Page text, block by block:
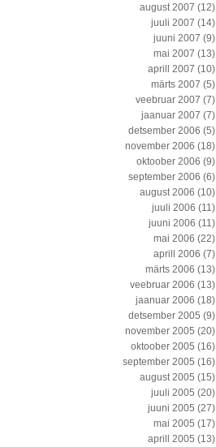
august 2007 (12)
juuli 2007 (14)
juuni 2007 (9)
mai 2007 (13)
aprill 2007 (10)
märts 2007 (5)
veebruar 2007 (7)
jaanuar 2007 (7)
detsember 2006 (5)
november 2006 (18)
oktoober 2006 (9)
september 2006 (6)
august 2006 (10)
juuli 2006 (11)
juuni 2006 (11)
mai 2006 (22)
aprill 2006 (7)
märts 2006 (13)
veebruar 2006 (13)
jaanuar 2006 (18)
detsember 2005 (9)
november 2005 (20)
oktoober 2005 (16)
september 2005 (16)
august 2005 (15)
juuli 2005 (20)
juuni 2005 (27)
mai 2005 (17)
aprill 2005 (13)